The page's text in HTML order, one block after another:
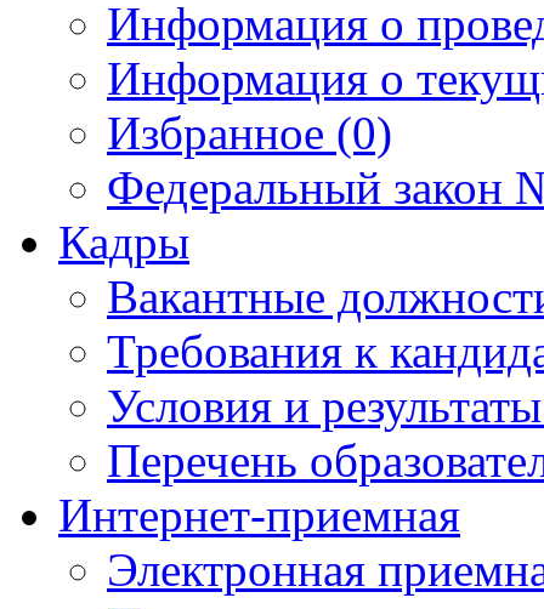
Информация о
Информация о
Избранное (0)
Федеральный закон
Кадры
Вакантные
Требования к
Условия и
Перечень
Интернет-приемная
Электронная